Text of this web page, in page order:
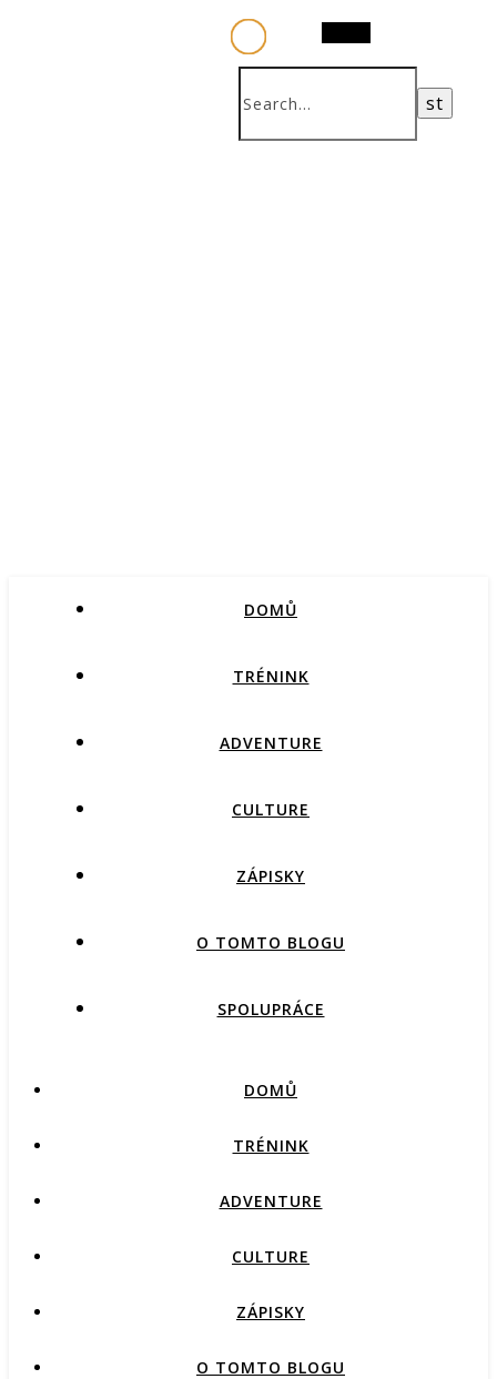
DOMŮ
TRÉNINK
ADVENTURE
CULTURE
ZÁPISKY
O TOMTO BLOGU
SPOLUPRÁCE
DOMŮ
TRÉNINK
ADVENTURE
CULTURE
ZÁPISKY
O TOMTO BLOGU